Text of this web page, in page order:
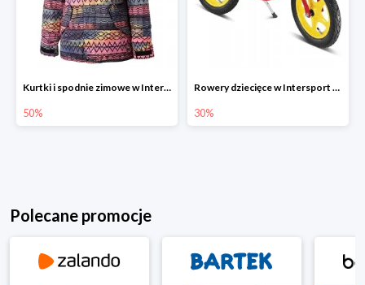
Kurtki i spodnie zimowe w Intersport do -50%
50%
Rowery dziecięce w Intersport do -30%
30%
Polecane promocje